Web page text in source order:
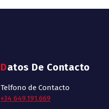
Datos De Contacto
Telfono de Contacto
+34 649.191.669